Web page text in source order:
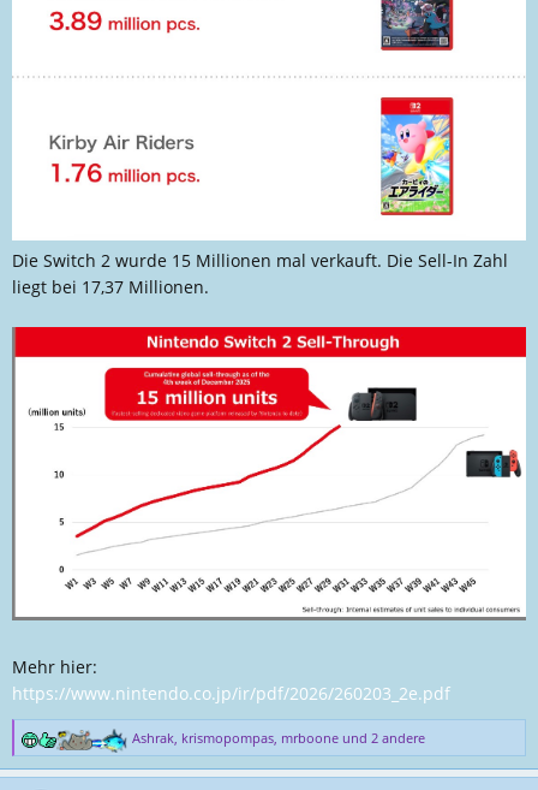
Die Switch 2 wurde 15 Millionen mal verkauft. Die Sell-In Zahl
liegt bei 17,37 Millionen.
Mehr hier:
https://www.nintendo.co.jp/ir/pdf/2026/260203_2e.pdf
R
e
Ashrak, krismopompas, mrboone und 2 andere